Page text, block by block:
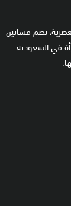
تضم فساتين
في السعودية